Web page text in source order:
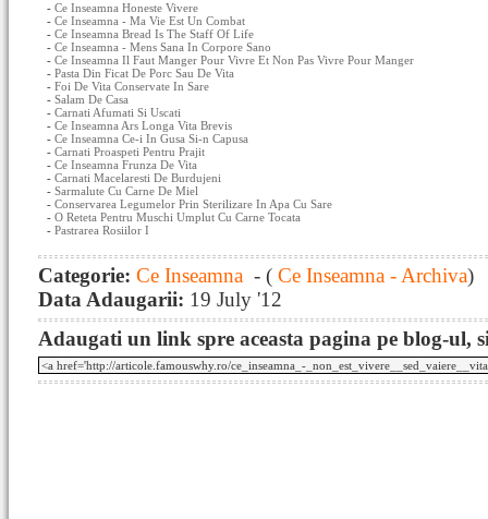
- Ce Inseamna Honeste Vivere
- Ce Inseamna - Ma Vie Est Un Combat
- Ce Inseamna Bread Is The Staff Of Life
- Ce Inseamna - Mens Sana In Corpore Sano
- Ce Inseamna Il Faut Manger Pour Vivre Et Non Pas Vivre Pour Manger
- Pasta Din Ficat De Porc Sau De Vita
- Foi De Vita Conservate In Sare
- Salam De Casa
- Carnati Afumati Si Uscati
- Ce Inseamna Ars Longa Vita Brevis
- Ce Inseamna Ce-i In Gusa Si-n Capusa
- Carnati Proaspeti Pentru Prajit
- Ce Inseamna Frunza De Vita
- Carnati Macelaresti De Burdujeni
- Sarmalute Cu Carne De Miel
- Conservarea Legumelor Prin Sterilizare In Apa Cu Sare
- O Reteta Pentru Muschi Umplut Cu Carne Tocata
- Pastrarea Rosiilor I
Categorie: Ce Inseamna - ( Ce Inseamna - Archiva)
Data Adaugarii: 19 July '12
Adaugati un link spre aceasta pagina pe blog-ul,